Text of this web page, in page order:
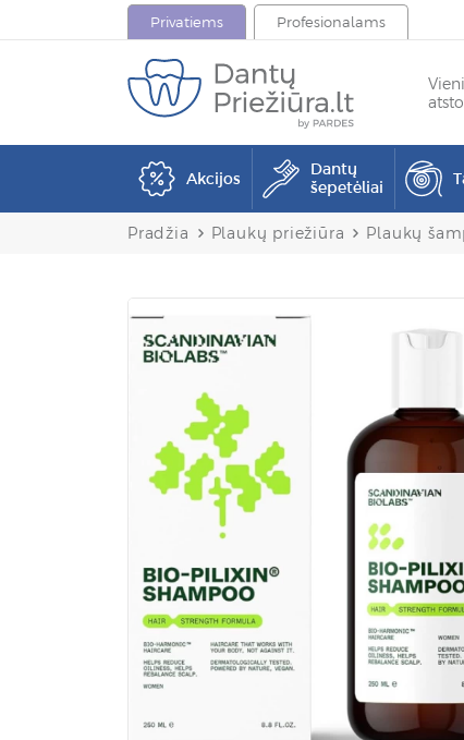
Privatiems Profesionalams
Akcijos
Dantų
šepetėliai
Pradžia Plaukų priežiūra Plaukų